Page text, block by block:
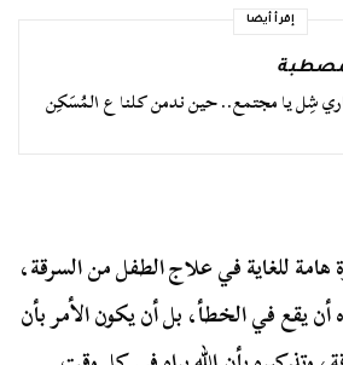
إقرأ أيضا
شِل يا مجتمع.. حين ندمن كلنا ع المُسَكِن
هامة للغاية في علاج الطفل من السرقة،
يقع في الخطأ، بل أن يكون الأمر بأن